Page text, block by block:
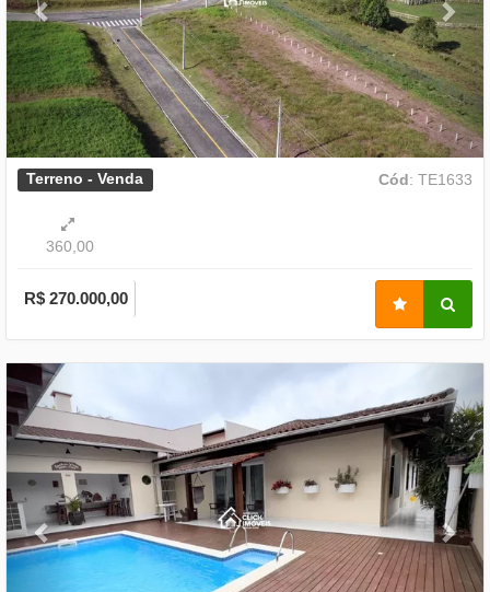
Terreno - Venda Cód: TE1633
360,00
R$ 270.000,00
Previous